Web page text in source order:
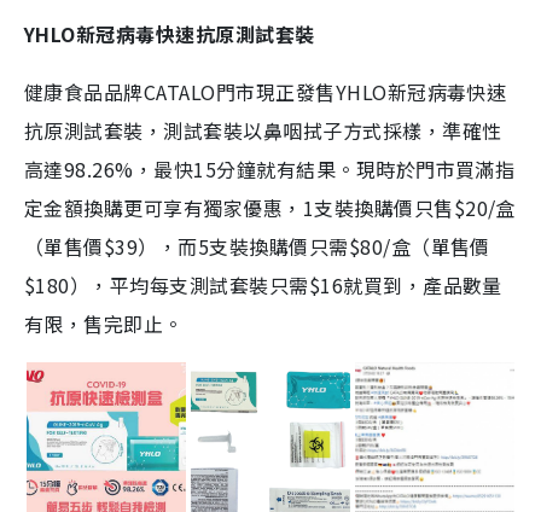
YHLO新冠病毒快速抗原測試套裝
健康食品品牌CATALO門市現正發售YHLO新冠病毒快速
抗原測試套裝，測試套裝以鼻咽拭子方式採樣，準確性
高達98.26%，最快15分鐘就有結果。現時於門市買滿指
定金額換購更可享有獨家優惠，1支裝換購價只售$20/盒
（單售價$39），而5支裝換購價只需$80/盒（單售價
$180），平均每支測試套裝只需$16就買到，產品數量
有限，售完即止。